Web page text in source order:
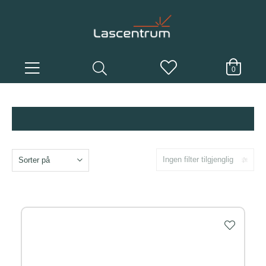
0
Ingen filter tilgjenglig
Sorter på